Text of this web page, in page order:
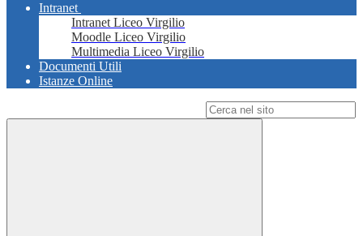
Intranet
Intranet Liceo Virgilio
Moodle Liceo Virgilio
Multimedia Liceo Virgilio
Documenti Utili
Istanze Online